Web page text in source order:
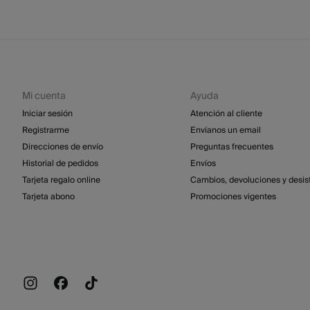
Mi cuenta
Iniciar sesión
Registrarme
Direcciones de envío
Historial de pedidos
Tarjeta regalo online
Tarjeta abono
Ayuda
Atención al cliente
Envíanos un email
Preguntas frecuentes
Envíos
Cambios, devoluciones y
Promociones vigentes